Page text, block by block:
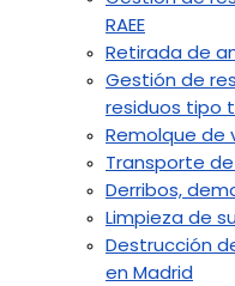
RAEE
Retirada de
Gestión de
residuos tipo
Remolque de
Transporte
Derribos,
Limpieza de
Destrucción
en Madrid